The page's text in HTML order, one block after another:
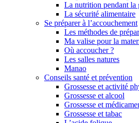
La nutrition pendant la
La sécurité alimentaire
Se préparer à l’accouchement
Les méthodes de
Ma valise pour la
Où accoucher ?
Les salles natures
Manao
Conseils santé et prévention
Grossesse et activité
Grossesse et alcool
Grossesse et
Grossesse et tabac